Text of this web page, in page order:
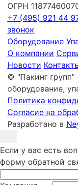
ОГРН
+7 (495) 921 44
звонок
Оборудование
О компании
Новости
© "Пакинг групп"
оборудование,
Политика
Согласие на
Разработано в
Если у вас есть
форму обратной